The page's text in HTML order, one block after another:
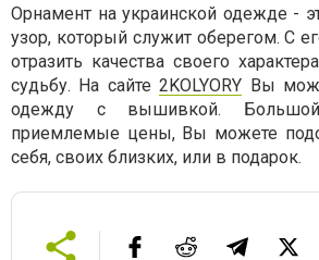
Орнамент на украинской одежде -
узор, который служит оберегом. С
отразить качества своего
судьбу. На сайте2KOLYORY Вы
одежду с вышивкой.
приемлемые цены, Вы можете
себя, своих близких, или в подарок.